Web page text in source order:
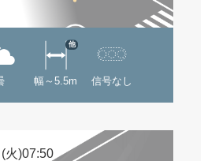
幅～5.5m
他
信号なし
火)07:50